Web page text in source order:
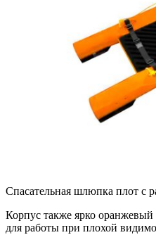
Спасательная шлюпка плот с
Корпус также ярко
для работы при плохой